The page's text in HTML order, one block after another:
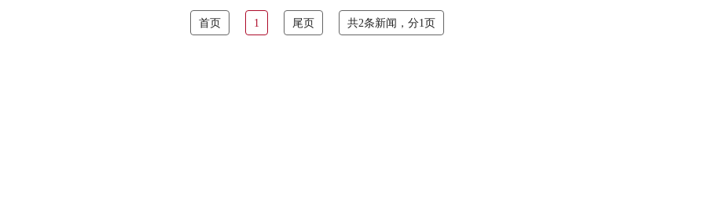
首页 1 尾页 共2条新闻，分1页